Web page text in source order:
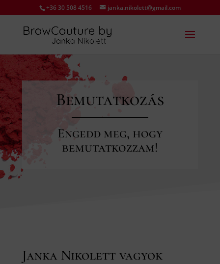
+36 30 508 4516 janka.nikolett@gmail.com
Bemutatkozás
Engedd meg, hogy
bemutatkozzam!
Janka Nikolett vagyok